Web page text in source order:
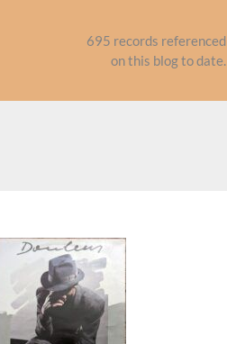
695 records referenced
on this blog to date.